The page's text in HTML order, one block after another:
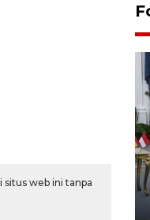
web ini tanpa
Keraton